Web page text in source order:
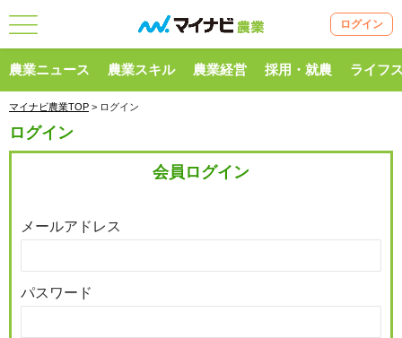
ログイン
農業ニュース 農業スキル 農業経営 採用・就農 ライフ
マイナビ農業TOP > ログイン
ログイン
会員ログイン
メールアドレス
パスワード